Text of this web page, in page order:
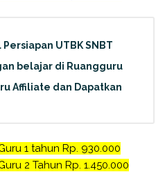
UTBK SNBT
belajar di Ruangguru
Affiliate dan Dapatkan
1 tahun Rp. 930.000
2 Tahun Rp. 1.450.000